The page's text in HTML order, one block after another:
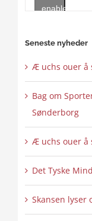
enable
Seneste nyheder
Æ uchs ouer å
Bag om
Sønderborg
Æ uchs ouer å
Det Tyske
Skansen lyser